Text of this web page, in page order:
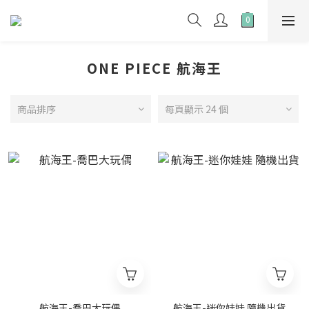
ONE PIECE 航海王
商品排序 每頁顯示 24 個